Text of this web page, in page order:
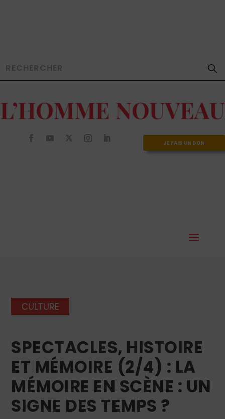
JE FAIS UN DON
CULTURE
SPECTACLES, HISTOIRE
ET MÉMOIRE (2/4) : LA
MÉMOIRE EN SCÈNE : UN
SIGNE DES TEMPS ?